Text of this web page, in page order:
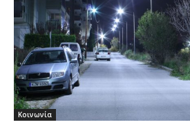
Κοινωνία